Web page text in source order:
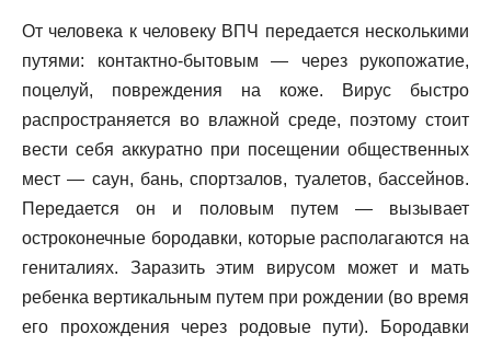
От человека к человеку ВПЧ передается несколькими
путями: контактно-бытовым — через рукопожатие,
поцелуй, повреждения на коже. Вирус быстро
распространяется во влажной среде, поэтому стоит
вести себя аккуратно при посещении общественных
мест — саун, бань, спортзалов, туалетов, бассейнов.
Передается он и половым путем — вызывает
остроконечные бородавки, которые располагаются на
гениталиях. Заразить этим вирусом может и мать
ребенка вертикальным путем при рождении (во время
его прохождения через родовые пути). Бородавки